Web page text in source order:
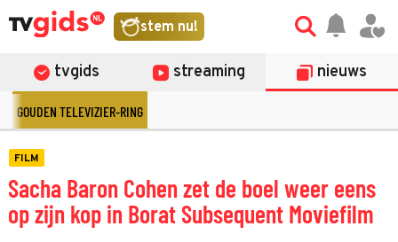
stem nu!
tvgids streaming nieuws
GOUDEN TELEVIZIER-RING
FILM
Sacha Baron Cohen zet de boel weer eens
op zijn kop in Borat Subsequent Moviefilm